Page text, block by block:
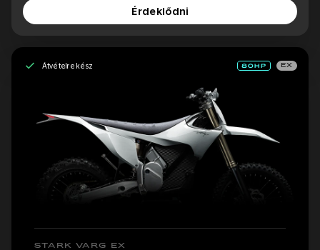
Érdeklődni
Átvételre kész EX
STARK VARG EX